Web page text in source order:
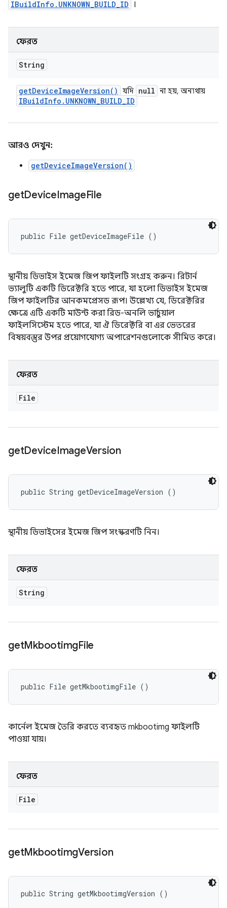
IBuildInfo.UNKNOWN_BUILD_ID ।
ফেরত
String
getDeviceImageVersion( ) যদি null না হয়, অন্যথায়
IBuildInfo . UNKNOWN_BUILD_ID
আরও দেখুন:
getDeviceImageVersion()
getDeviceImageFile
public File getDeviceImageFile ()
স্থানীয় ডিভাইস ইমেজ জিপ ফাইলটি সংগ্রহ করুন। রিটার্ন
ভ্যালুটি একটি ডিরেক্টরি হতে পারে, যা হলো ডিভাইস ইমেজ
জিপ ফাইলটির আনকমপ্রেসড রূপ। উল্লেখ্য যে, ডিরেক্টরির
ক্ষেত্রে এটি একটি মাউন্ট করা রিড-অনলি ভার্চুয়াল
ফাইলসিস্টেম হতে পারে, যা ঐ ডিরেক্টরি বা এর ভেতরের
বিষয়বস্তুর উপর প্রয়োগযোগ্য অপারেশনগুলোকে সীমিত করে।
ফেরত
File
getDeviceImageVersion
public String getDeviceImageVersion ()
স্থানীয় ডিভাইসের ইমেজ জিপ সংস্করণটি নিন।
ফেরত
String
getMkbootimgFile
public File getMkbootimgFile ()
কার্নেল ইমেজ তৈরি করতে ব্যবহৃত mkbootimg ফাইলটি
পাওয়া যায়।
ফেরত
File
getMkbootimgVersion
public String getMkbootimgVersion ()